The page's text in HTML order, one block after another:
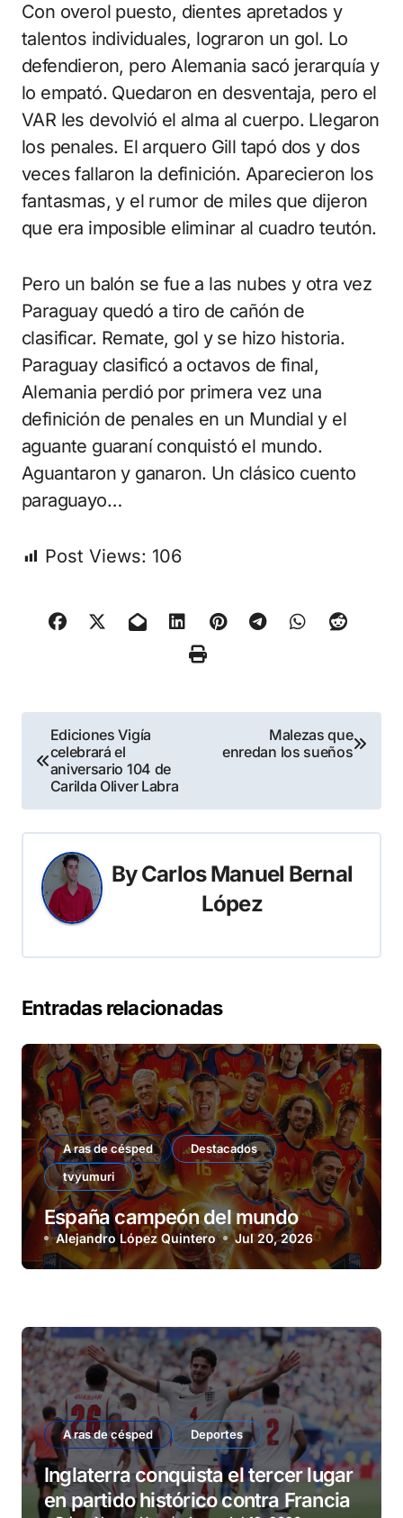
Con overol puesto, dientes apretados y
talentos individuales, lograron un gol. Lo
defendieron, pero Alemania sacó jerarquía y
lo empató. Quedaron en desventaja, pero el
VAR les devolvió el alma al cuerpo. Llegaron
los penales. El arquero Gill tapó dos y dos
veces fallaron la definición. Aparecieron los
fantasmas, y el rumor de miles que dijeron
que era imposible eliminar al cuadro teutón.
Pero un balón se fue a las nubes y otra vez
Paraguay quedó a tiro de cañón de
clasificar. Remate, gol y se hizo historia.
Paraguay clasificó a octavos de final,
Alemania perdió por primera vez una
definición de penales en un Mundial y el
aguante guaraní conquistó el mundo.
Aguantaron y ganaron. Un clásico cuento
paraguayo…
Post Views: 106
Navegación
de
entradas
Ediciones Vigía
celebrará el
aniversario 104 de
Carilda Oliver Labra
Malezas que
enredan los sueños
ByCarlos Manuel Bernal
López
Entradas relacionadas
A ras de césped
Destacados
tvyumuri
España campeón del mundo
Alejandro López Quintero Jul 20, 2026
A ras de césped Deportes
Inglaterra conquista el tercer lugar
en partido histórico contra Francia